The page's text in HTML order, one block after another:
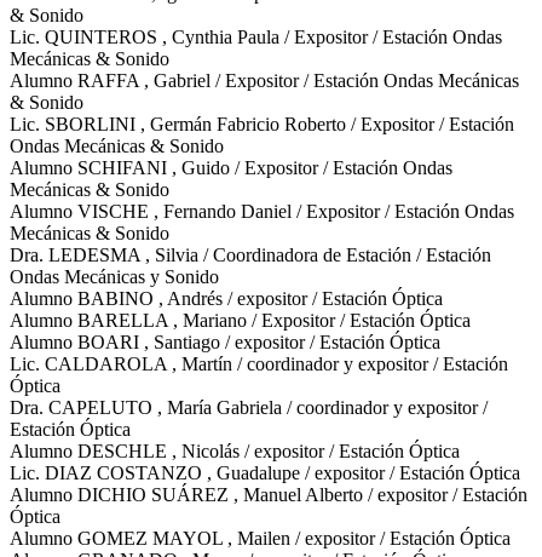
& Sonido
Lic. QUINTEROS , Cynthia Paula / Expositor / Estación Ondas
Mecánicas & Sonido
Alumno RAFFA , Gabriel / Expositor / Estación Ondas Mecánicas
& Sonido
Lic. SBORLINI , Germán Fabricio Roberto / Expositor / Estación
Ondas Mecánicas & Sonido
Alumno SCHIFANI , Guido / Expositor / Estación Ondas
Mecánicas & Sonido
Alumno VISCHE , Fernando Daniel / Expositor / Estación Ondas
Mecánicas & Sonido
Dra. LEDESMA , Silvia / Coordinadora de Estación / Estación
Ondas Mecánicas y Sonido
Alumno BABINO , Andrés / expositor / Estación Óptica
Alumno BARELLA , Mariano / Expositor / Estación Óptica
Alumno BOARI , Santiago / expositor / Estación Óptica
Lic. CALDAROLA , Martín / coordinador y expositor / Estación
Óptica
Dra. CAPELUTO , María Gabriela / coordinador y expositor /
Estación Óptica
Alumno DESCHLE , Nicolás / expositor / Estación Óptica
Lic. DIAZ COSTANZO , Guadalupe / expositor / Estación Óptica
Alumno DICHIO SUÁREZ , Manuel Alberto / expositor / Estación
Óptica
Alumno GOMEZ MAYOL , Mailen / expositor / Estación Óptica